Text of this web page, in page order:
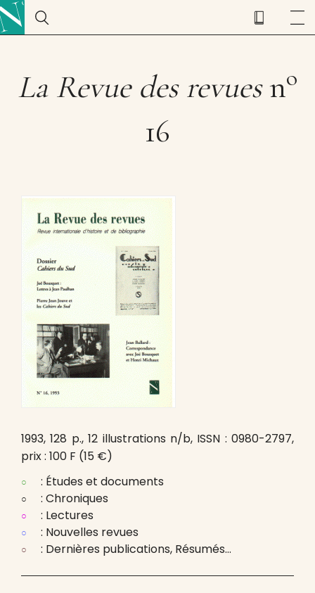
La Revue des revuesno
16
1993, 128 p., 12 illustrations n/b, ISSN : 0980-2797,
prix : 100 F (15 €)
: Études et documents
: Chroniques
: Lectures
: Nouvelles revues
: Dernières publications, Résumés…